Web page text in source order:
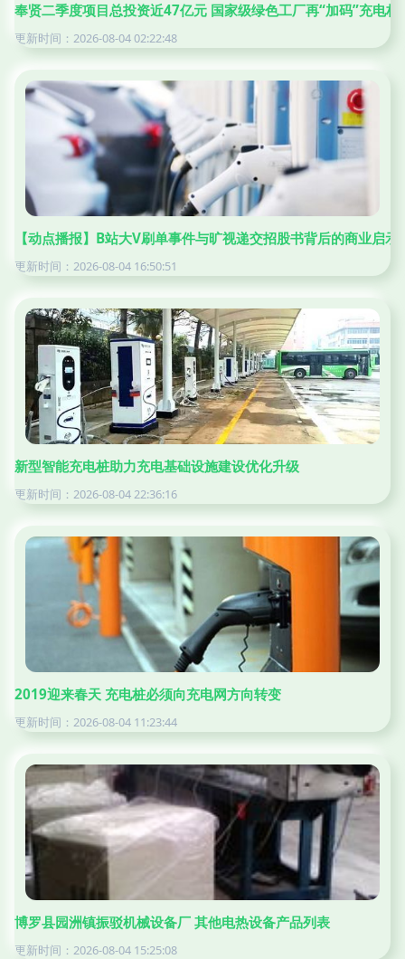
奉贤二季度项目总投资近47亿元 国家级绿色工厂再“加码”充电
更新时间：2026-08-04 02:22:48
【动点播报】B站大V刷单事件与旷视递交招股书背后的商业启示
更新时间：2026-08-04 16:50:51
新型智能充电桩助力充电基础设施建设优化升级
更新时间：2026-08-04 22:36:16
2019迎来春天 充电桩必须向充电网方向转变
更新时间：2026-08-04 11:23:44
博罗县园洲镇振驳机械设备厂 其他电热设备产品列表
更新时间：2026-08-04 15:25:08